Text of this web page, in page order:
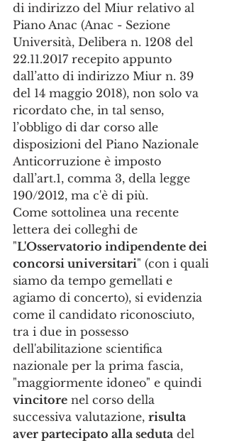
di indirizzo del Miur relativo al
Piano Anac (Anac - Sezione
Università, Delibera n. 1208 del
22.11.2017 recepito appunto
dall’atto di indirizzo Miur n. 39
del 14 maggio 2018), non solo va
ricordato che, in tal senso,
l’obbligo di dar corso alle
disposizioni del Piano Nazionale
Anticorruzione è imposto
dall’art.1, comma 3, della legge
190/2012, ma c'è di più.
Come sottolinea una recente
lettera dei colleghi de
"L'Osservatorio indipendente dei
concorsi universitari" (con i quali
siamo da tempo gemellati e
agiamo di concerto), si evidenzia
come il candidato riconosciuto,
tra i due in possesso
dell'abilitazione scientifica
nazionale per la prima fascia,
"maggiormente idoneo" e quindi
vincitore nel corso della
successiva valutazione, risulta
aver partecipato alla seduta del